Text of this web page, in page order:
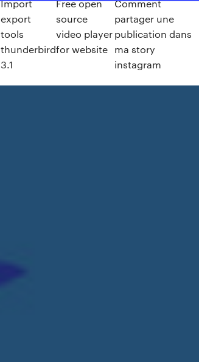
Import
export
tools
thunderbird
3.1
Free open
source
video player
for website
Comment
partager une
publication dans
ma story
instagram